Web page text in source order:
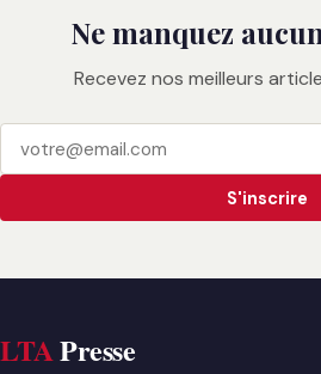
Ne manquez
Recevez nos meilleurs
S'inscrire
LTAPresse